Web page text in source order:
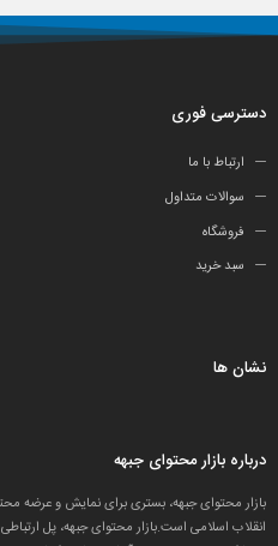
دسترسی فوری
ارتباط با ما
سوالات متداول
فروشگاه
سبد خرید
نشان ها
درباره بازار محتوای جبهه
بازار محتوای جبهه، بستری برای نمایش و عرضه
انقلاب اسلامی است.بازار محتوای جبهه، پل